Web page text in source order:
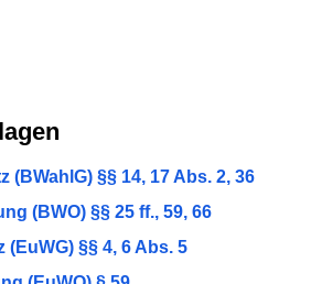
(BWahlG) §§ 14, 17 Abs. 2, 36
(BWO) §§ 25 ff., 59, 66
§§ 4, 6 Abs. 5